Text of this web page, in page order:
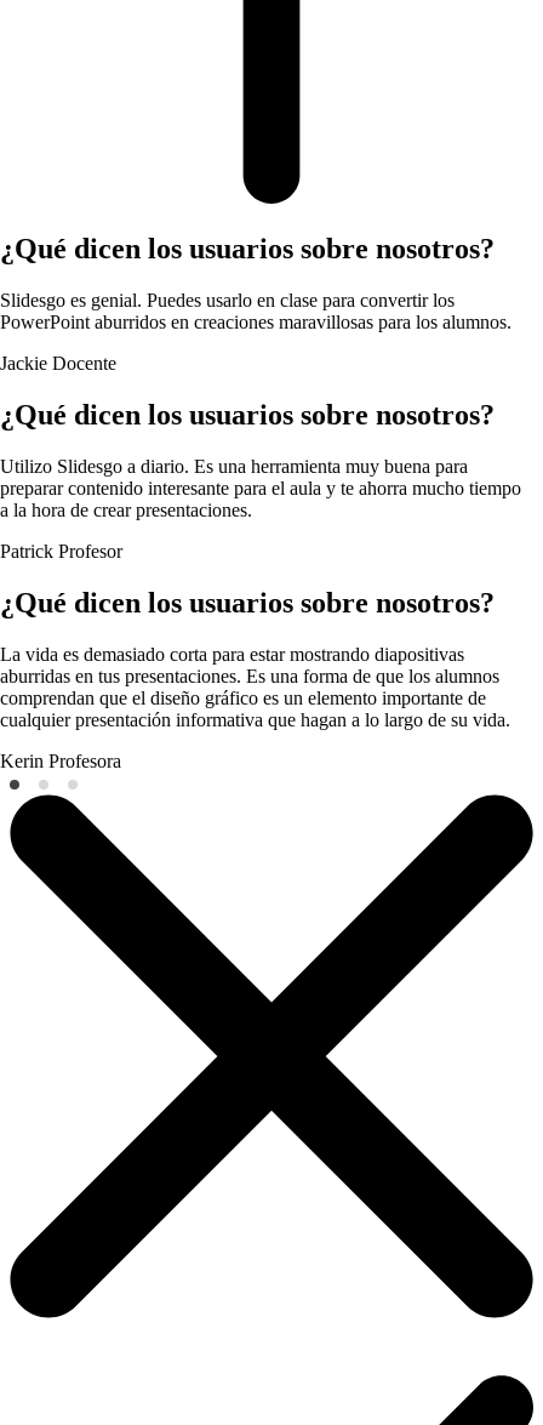
¿Qué dicen los usuarios sobre nosotros?
Slidesgo es genial. Puedes usarlo en clase para convertir los
PowerPoint aburridos en creaciones maravillosas para los alumnos.
Jackie Docente
¿Qué dicen los usuarios sobre nosotros?
Utilizo Slidesgo a diario. Es una herramienta muy buena para
preparar contenido interesante para el aula y te ahorra mucho tiempo
a la hora de crear presentaciones.
Patrick Profesor
¿Qué dicen los usuarios sobre nosotros?
La vida es demasiado corta para estar mostrando diapositivas
aburridas en tus presentaciones. Es una forma de que los alumnos
comprendan que el diseño gráfico es un elemento importante de
cualquier presentación informativa que hagan a lo largo de su vida.
Kerin Profesora